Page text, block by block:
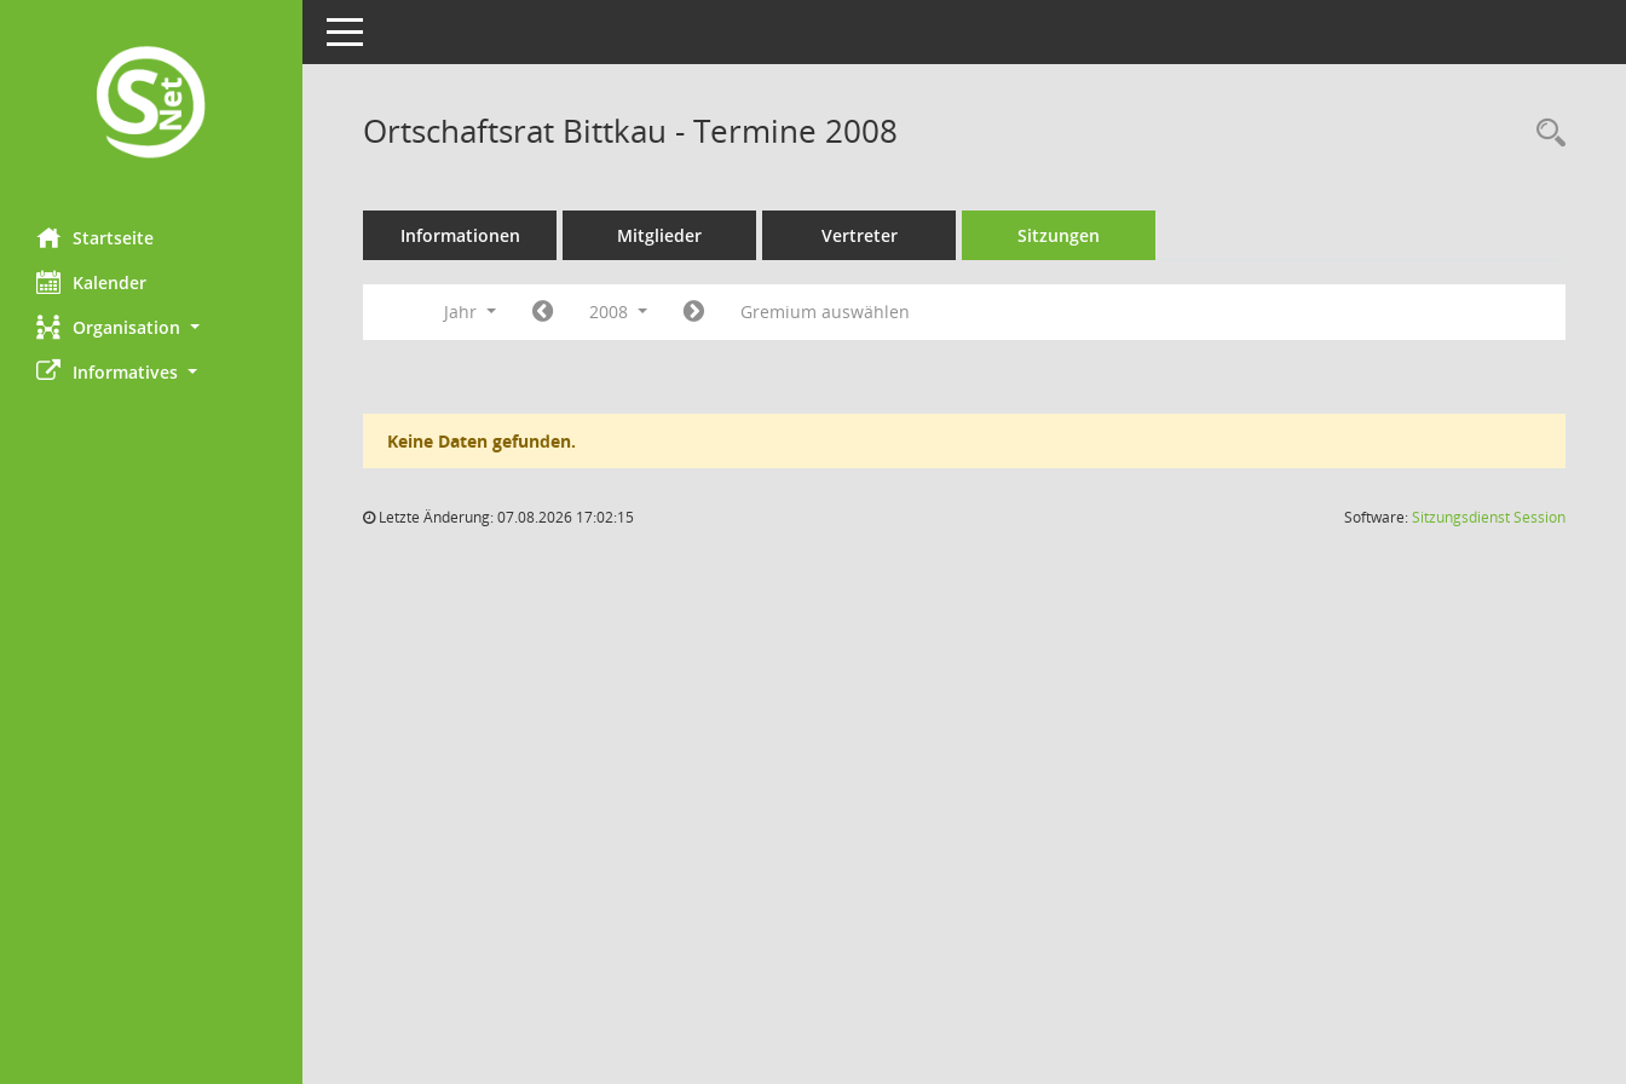
Startseite
Kalender
Organisation
Informatives
Toggle navigation
Ortschaftsrat Bittkau - Termine 2008
Informationen Mitglieder Vertreter Sitzungen
Jahr 2008 Gremium auswählen
Keine Daten gefunden.
Letzte Änderung: 07.08.2026 17:02:15 Software:SitzungsdienstSession(Wird in